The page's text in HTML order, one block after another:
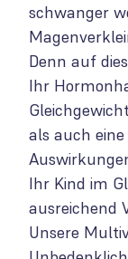
schwanger
Denn auf
Ihr
als auch
Ihr Kind im
ausreichend
Unsere